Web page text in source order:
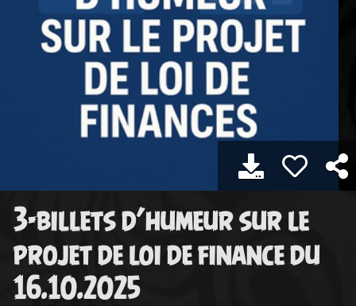
3-billets d’humeur sur le
projet de loi de finance du
16.10.2025